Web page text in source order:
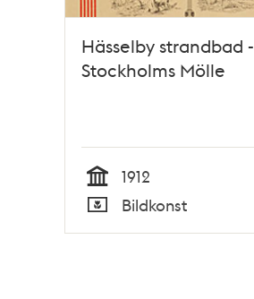
Hässelby strandbad -
Stockholms Mölle
Tid
1912
Typ
Bildkonst